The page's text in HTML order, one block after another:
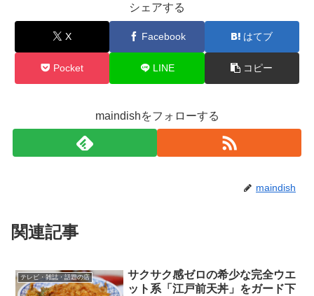
シェアする
X Facebook はてブ
Pocket LINE コピー
maindishをフォローする
maindish
関連記事
テレビ・雑誌・話題の店
サクサク感ゼロの希少な完全ウエ
ット系「江戸前天丼」をガード下